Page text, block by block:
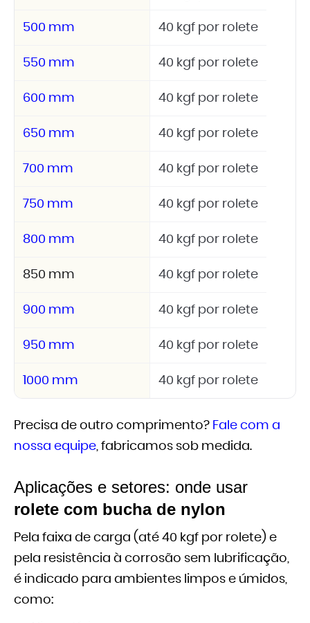
500 mm 40 kgf por rolete
550 mm 40 kgf por rolete
600 mm 40 kgf por rolete
650 mm 40 kgf por rolete
700 mm 40 kgf por rolete
750 mm 40 kgf por rolete
800 mm 40 kgf por rolete
850 mm 40 kgf por rolete
900 mm 40 kgf por rolete
950 mm 40 kgf por rolete
1000 mm 40 kgf por rolete
Precisa de outro comprimento? Fale com a
nossa equipe, fabricamos sob medida.
Aplicações e setores: onde usar
rolete com bucha de nylon
Pela faixa de carga (até 40 kgf por rolete) e
pela resistência à corrosão sem lubrificação,
é indicado para ambientes limpos e úmidos,
como: